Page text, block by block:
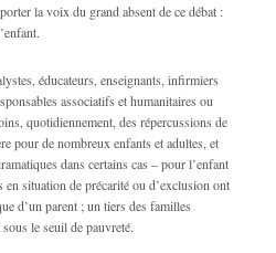
la voix du grand absent de ce débat :
éducateurs, enseignants, infirmiers
associatifs et humanitaires ou
quotidiennement, des répercussions de
pour de nombreux enfants et adultes, et
dans certains cas – pour l’enfant
situation de précarité ou d’exclusion ont
d’un parent ; un tiers des familles
le seuil de pauvreté.